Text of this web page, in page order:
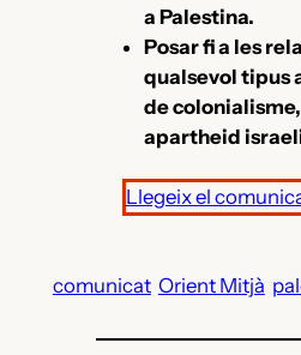
a Palestina.
Posar fi a les
qualsevol tipus
de
apartheid
Llegeix el
comunicat Orient Mitjà